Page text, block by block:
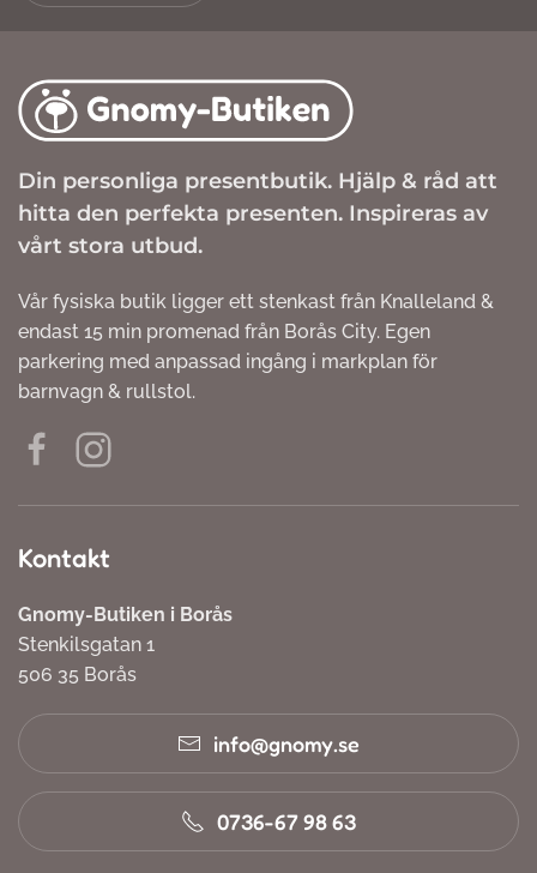
Din personliga presentbutik. Hjälp & råd att
hitta den perfekta presenten. Inspireras av
vårt stora utbud.
Vår fysiska butik ligger ett stenkast från Knalleland &
endast 15 min promenad från Borås City. Egen
parkering med anpassad ingång i markplan för
barnvagn & rullstol.
Kontakt
Gnomy-Butiken i Borås
Stenkilsgatan 1
506 35 Borås
info@gnomy.se
0736-67 98 63